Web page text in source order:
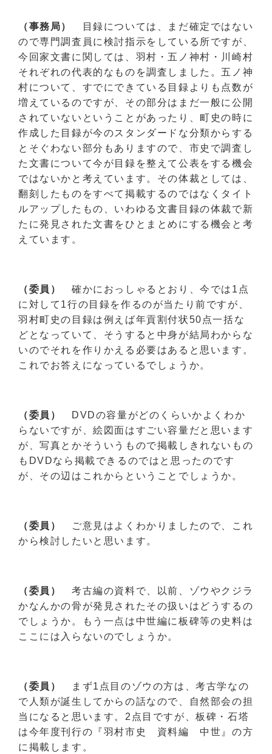
（事務局）
目録については、まだ確定ではない
ので専門調査員に検討指示をしている所ですが、
今回家文書に関しては、羽村・五ノ神村・川崎村
それぞれの代表的なものを調査しました。五ノ神
村について、すでにできている目録よりも点数が
増えているのですが、その部分はまだ一般に公開
されていないということがあったり、町史の時に
作成した目録が今のスタンダードな分類からする
とそぐわない部分もありますので、市史で調査し
た文書について今が目録を整えて公表をする機会
ではないかと考えています。その体裁としては、
翻刻したものをすべて掲載するのではなくタイト
ルアップしたもの、いわゆる文書目録の体裁で新
たに発見された文書をひとまとめにする機会と考
えています。
（委員） 確かにおっしゃるとおり、今では1点
に対して1行の目録を作るのが当たり前ですが、
羽村町史の目録は例えば年貢割付状50点一括な
どとなっていて、そうすると中身が結局わからな
いのでそれを作りかえる必要はあると思います。
これでお答えになっているでしょうか。
（委員）
DVDの容量がどのくらいかよくわか
らないですが、絵図面はすごい容量だと思います
が、写真とかそういうもので掲載しきれないもの
もDVDなら掲載できるのではと思ったのです
が、その辺はこれからということでしょうか。
（委員）
ご意見はよくわかりましたので、これ
から検討したいと思います。
（委員） 考古編の資料で、以前、ゾウやクジラ
かなんかの骨が発見されたその扱いはどうするの
でしょうか。もう一点は中世編に板碑等の史料は
ここには入らないのでしょうか。
（委員）
まず1点目のゾウの方は、考古学なの
で人類が誕生してからの話なので、自然部会の担
当になると思います。2点目ですが、板碑・石塔
は今年度刊行の『羽村市史 資料編 中世』の方
に掲載します。